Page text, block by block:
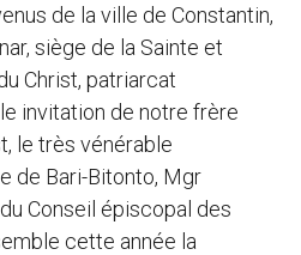
de la ville de Constantin,
siège de la Sainte et
Christ, patriarcat
invitation de notre frère
le très vénérable
de Bari-Bitonto, Mgr
Conseil épiscopal des
cette année la